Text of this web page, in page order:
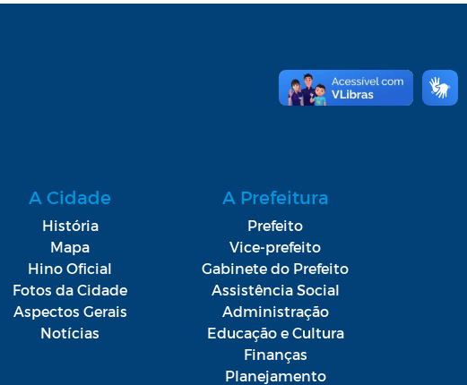
A Cidade
História
Mapa
Hino Oficial
Fotos da Cidade
Aspectos Gerais
Notícias
A Prefeitura
Prefeito
Vice-prefeito
Gabinete do Prefeito
Assistência Social
Administração
Educação e Cultura
Finanças
Planejamento